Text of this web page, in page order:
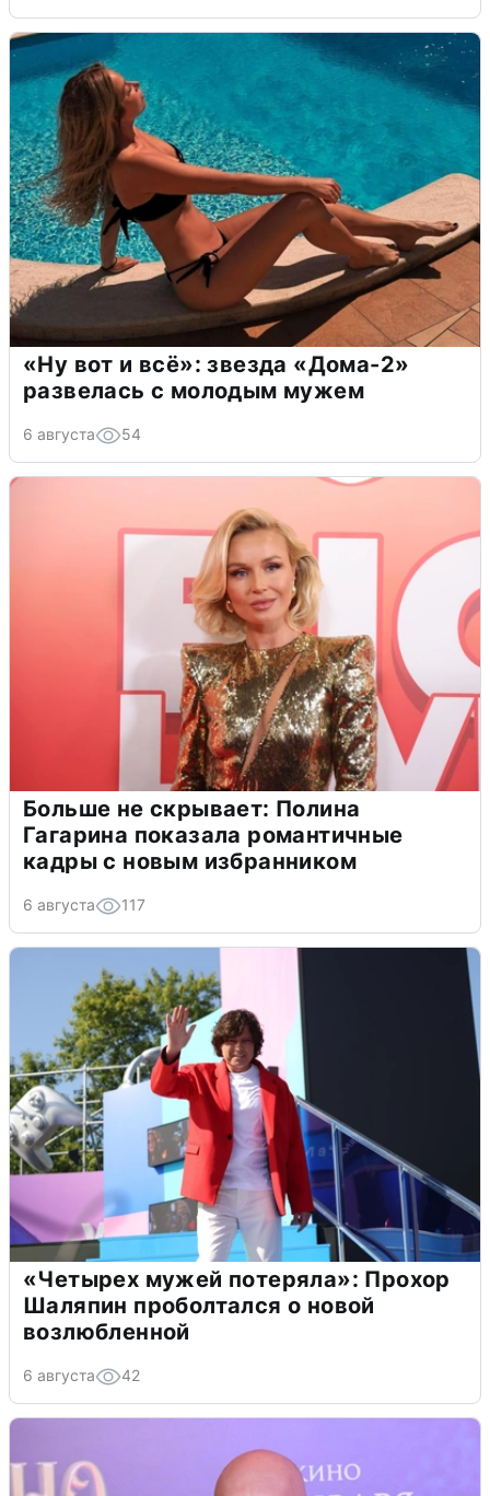
«Ну вот и всё»: звезда «Дома-2»
развелась с молодым мужем
6 августа 54
Больше не скрывает: Полина
Гагарина показала романтичные
кадры с новым избранником
6 августа 117
«Четырех мужей потеряла»: Прохор
Шаляпин проболтался о новой
возлюбленной
6 августа 42